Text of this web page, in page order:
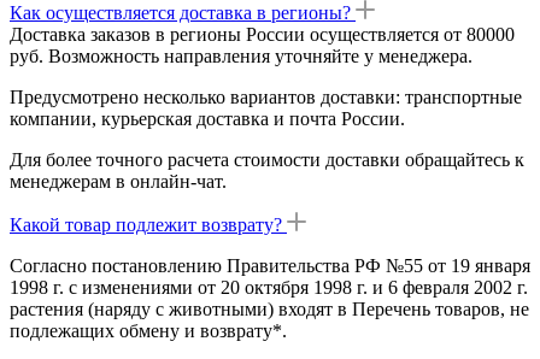
Как осуществляется доставка в регионы?
Доставка заказов в регионы России осуществляется от 80000
руб. Возможность направления уточняйте у менеджера.
Предусмотрено несколько вариантов доставки: транспортные
компании, курьерская доставка и почта России.
Для более точного расчета стоимости доставки обращайтесь к
менеджерам в онлайн-чат.
Какой товар подлежит возврату?
Согласно постановлению Правительства РФ №55 от 19 января
1998 г. с изменениями от 20 октября 1998 г. и 6 февраля 2002 г.
растения (наряду с животными) входят в Перечень товаров, не
подлежащих обмену и возврату*.